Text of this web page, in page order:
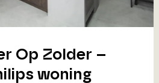
Op Zolder –
woning